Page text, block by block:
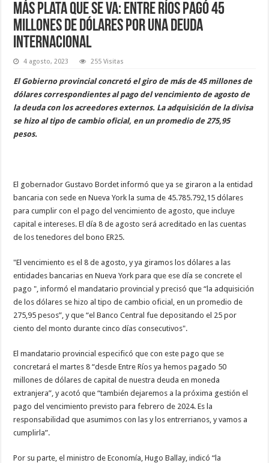
Más plata que se va: Entre Ríos pagó 45
millones de dólares por una deuda
internacional
4 agosto, 2023 255 Visitas
El Gobierno provincial concretó el giro de más de 45 millones de
dólares correspondientes al pago del vencimiento de agosto de
la deuda con los acreedores externos. La adquisición de la divisa
se hizo al tipo de cambio oficial, en un promedio de 275,95
pesos.
El gobernador Gustavo Bordet informó que ya se giraron a la entidad
bancaria con sede en Nueva York la suma de 45.785.792,15 dólares
para cumplir con el pago del vencimiento de agosto, que incluye
capital e intereses. El día 8 de agosto será acreditado en las cuentas
de los tenedores del bono ER25.
"El vencimiento es el 8 de agosto, y ya giramos los dólares a las
entidades bancarias en Nueva York para que ese día se concrete el
pago ", informó el mandatario provincial y precisó que “la adquisición
de los dólares se hizo al tipo de cambio oficial, en un promedio de
275,95 pesos”, y que “el Banco Central fue depositando el 25 por
ciento del monto durante cinco días consecutivos".
El mandatario provincial especificó que con este pago que se
concretará el martes 8 “desde Entre Ríos ya hemos pagado 50
millones de dólares de capital de nuestra deuda en moneda
extranjera”, y acotó que “también dejaremos a la próxima gestión el
pago del vencimiento previsto para febrero de 2024. Es la
responsabilidad que asumimos con las y los entrerrianos, y vamos a
cumplirla”.
Por su parte, el ministro de Economía, Hugo Ballay, indicó “la